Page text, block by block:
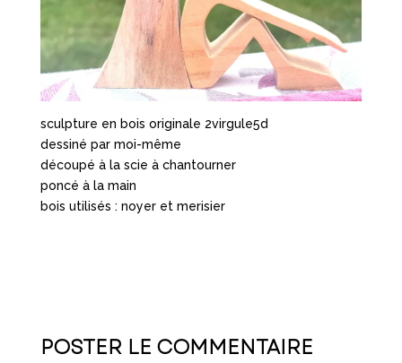
sculpture en bois originale 2virgule5d
dessiné par moi-même
découpé à la scie à chantourner
poncé à la main
bois utilisés : noyer et merisier
POSTER LE COMMENTAIRE